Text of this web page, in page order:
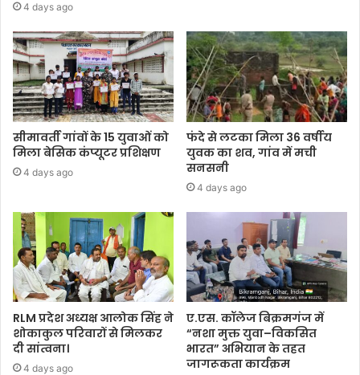
4 days ago
सीमावर्ती गांवों के 15 युवाओं को
मिला बेसिक कंप्यूटर प्रशिक्षण
4 days ago
फंदे से लटका मिला 36 वर्षीय
युवक का शव, गांव में मची
सनसनी
4 days ago
RLM प्रदेश अध्यक्ष आलोक सिंह ने
शोकाकुल परिवारों से मिलकर
दी सांत्वना।
4 days ago
ए.एस. कॉलेज बिक्रमगंज में
“नशा मुक्त युवा–विकसित
भारत” अभियान के तहत
जागरूकता कार्यक्रम